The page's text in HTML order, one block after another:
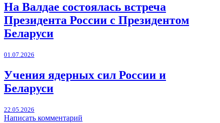
На Валдае состоялась встреча
Президента России с Президентом
Беларуси
01.07.2026
Учения ядерных сил России и
Беларуси
22.05.2026
Написать комментарий